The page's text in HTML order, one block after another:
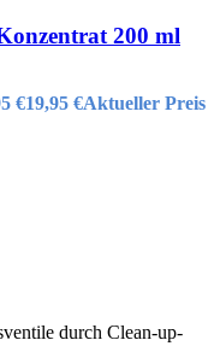
200 ml
€19,95 €Aktueller Preis
durch Clean-up-